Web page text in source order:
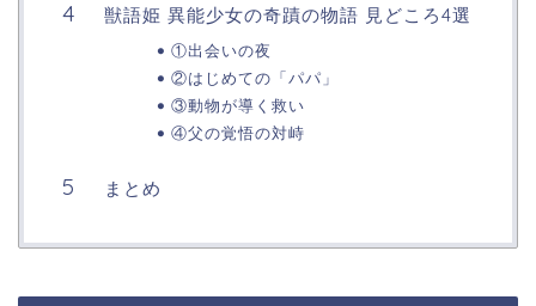
獣語姫 異能少女の奇蹟の物語 見どころ4選
①出会いの夜
②はじめての「パパ」
③動物が導く救い
④父の覚悟の対峙
まとめ